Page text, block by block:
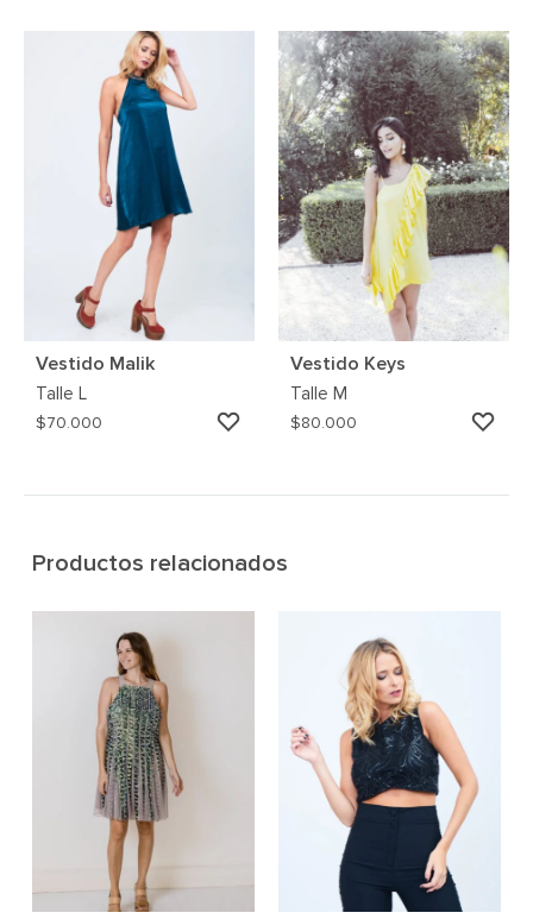
Vestido Malik
Talle L
$70.000
AGREGAR
Vestido Keys
Talle M
$80.000
Productos relacionados